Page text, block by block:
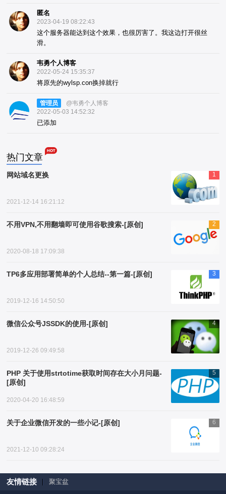
匿名
2023-04-19 08:22:43
这个服务器能达到这个效果，也很厉害了。我这边打开很丝
滑。
韦勇个人博客
2022-05-24 15:35:37
将原先的wylsp.con换掉就行
管理员
@韦勇个人博客
2022-05-03 14:52:32
已添加
热门文章
1
网站域名更换
2021-12-14 16:21:12
2
不用VPN,不用翻墙即可使用谷歌搜索-[原创]
2020-08-18 17:09:38
3
TP6多应用部署简单的个人总结--第一篇-[原创]
2019-12-16 14:50:50
4
微信公众号JSSDK的使用-[原创]
2019-12-26 09:49:58
5
PHP 关于使用strtotime获取时间存在大小月问题-
[原创]
2020-04-20 16:48:59
6
关于企业微信开发的一些小记-[原创]
2021-12-10 09:28:24
友情链接 聚宝盆